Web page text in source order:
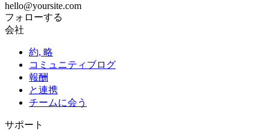
hello@yoursite.com
フォローする
会社
約, 略
コミュニティブログ
報酬
と連携
チームに会う
サポート